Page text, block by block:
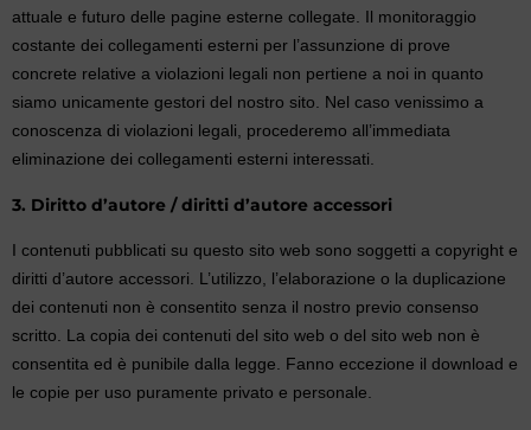
attuale e futuro delle pagine esterne collegate. Il monitoraggio
costante dei collegamenti esterni per l’assunzione di prove
concrete relative a violazioni legali non pertiene a noi in quanto
siamo unicamente gestori del nostro sito. Nel caso venissimo a
conoscenza di violazioni legali, procederemo all’immediata
eliminazione dei collegamenti esterni interessati.
3. Diritto d’autore / diritti d’autore accessori
I contenuti pubblicati su questo sito web sono soggetti a copyright e
diritti d’autore accessori. L’utilizzo, l’elaborazione o la duplicazione
dei contenuti non è consentito senza il nostro previo consenso
scritto. La copia dei contenuti del sito web o del sito web non è
consentita ed è punibile dalla legge. Fanno eccezione il download e
le copie per uso puramente privato e personale.